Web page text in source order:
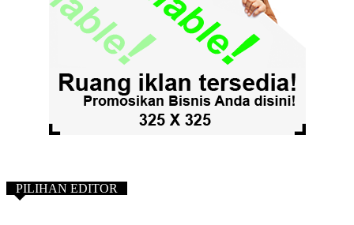
PILIHAN EDITOR